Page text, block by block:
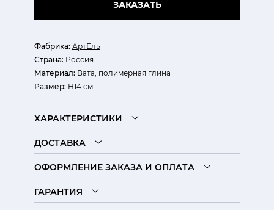
Фабрика: АртЕль
Страна: Россия
Материал: Вата, полимерная глина
Размер: Н14 см
ЗАКАЗАТЬ
ХАРАКТЕРИСТИКИ
ДОСТАВКА
ОФОРМЛЕНИЕ ЗАКАЗА И ОПЛАТА
ГАРАНТИЯ